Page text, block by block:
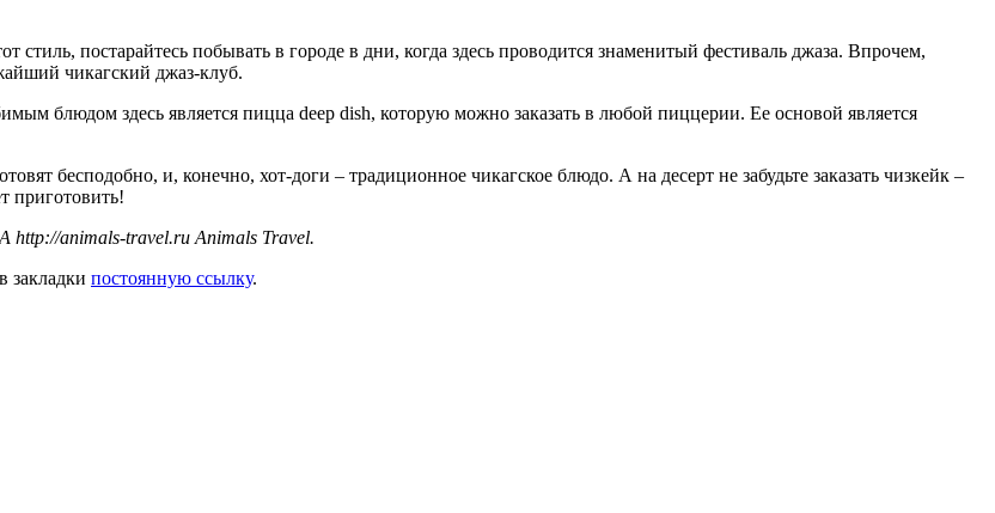
стиль, постарайтесь побывать в городе в дни, когда здесь проводится знаменитый фестиваль джаза. Впрочем,
чикагский джаз-клуб.
блюдом здесь является пицца deep dish, которую можно заказать в любой пиццерии. Ее основой является
бесподобно, и, конечно, хот-доги – традиционное чикагское блюдо. А на десерт не забудьте заказать чизкейк –
приготовить!
http://animals-travel.ru Animals Travel.
закладки постоянную ссылку.